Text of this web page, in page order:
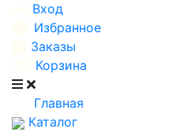
Вход
Избранное
Заказы
Корзина
Главная
Каталог